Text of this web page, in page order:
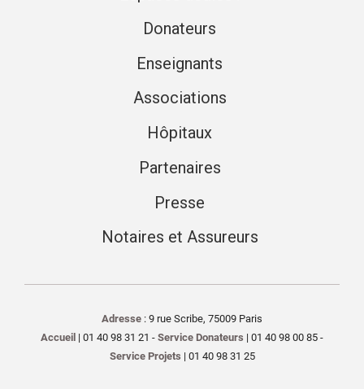
Donateurs
Enseignants
Associations
Hôpitaux
Partenaires
Presse
Notaires et Assureurs
Adresse : 9 rue Scribe, 75009 Paris
Accueil | 01 40 98 31 21 - Service Donateurs | 01 40 98 00 85 -
Service Projets | 01 40 98 31 25